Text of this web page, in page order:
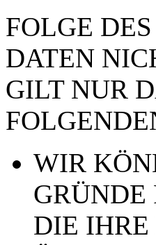
FOLGE
DATEN
GILT NUR
WIR
DIE IHRE